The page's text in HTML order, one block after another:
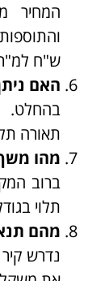
המחיר
ש"ח
האם
בהחלט.
תאורה
מהו
ברוב
תלוי
מהם
נדרש